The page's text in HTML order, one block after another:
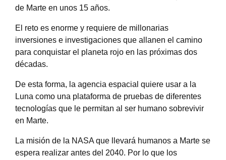
de Marte en unos 15 años.
El reto es enorme y requiere de millonarias
inversiones e investigaciones que allanen el camino
para conquistar el planeta rojo en las próximas dos
décadas.
De esta forma, la agencia espacial quiere usar a la
Luna como una plataforma de pruebas de diferentes
tecnologías que le permitan al ser humano sobrevivir
en Marte.
La misión de la NASA que llevará humanos a Marte se
espera realizar antes del 2040. Por lo que los